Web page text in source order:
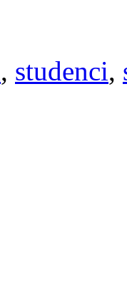
, studenci,